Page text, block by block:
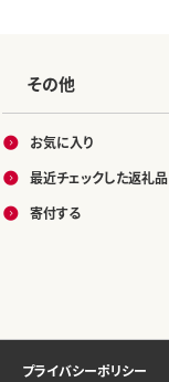
その他
お気に入り
最近チェックした返礼品
寄付する
プライバシーポリシー